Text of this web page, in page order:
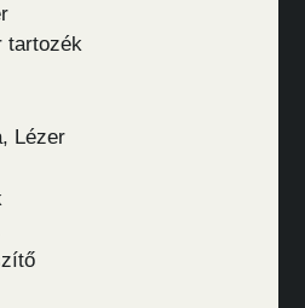
tartozék
Lézer